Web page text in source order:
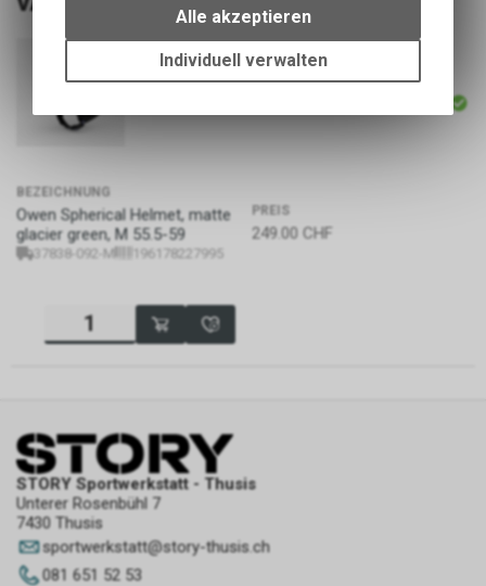
ARTIKELNUMMER
BEZEICHNUNG
Owen Spherical Helmet, matte
glacier green, M 55.5-59
37838-092-M 196178227995
PREIS
249.00 CHF
STORY Sportwerkstatt - Thusis
Unterer Rosenbühl 7
7430 Thusis
sportwerkstatt@story-thusis.ch
081 651 52 53
bestimmte Interaktionen und
Einstellungen auf Ihrem Gerät,
um die grundlegenden
Funktionen unseres Online-
persönlichen Informationen
zulassen.
Alle akzeptieren
Individuell verwalten